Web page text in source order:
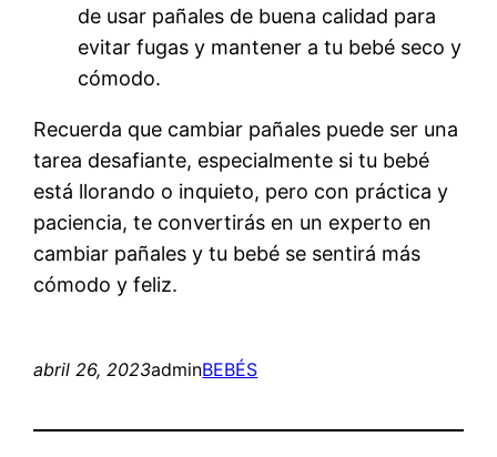
de usar pañales de buena calidad para
evitar fugas y mantener a tu bebé seco y
cómodo.
Recuerda que cambiar pañales puede ser una
tarea desafiante, especialmente si tu bebé
está llorando o inquieto, pero con práctica y
paciencia, te convertirás en un experto en
cambiar pañales y tu bebé se sentirá más
cómodo y feliz.
abril 26, 2023adminBEBÉS